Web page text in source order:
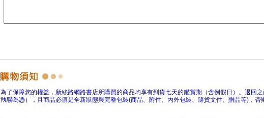
為了保障您的權益，新絲路網路書店所購買的商品均享有到貨七天的鑑賞期（含例假日）。退回
執聯為憑），且商品必須是全新狀態與完整包裝(商品、附件、內外包裝、隨貨文件、贈品等)，否